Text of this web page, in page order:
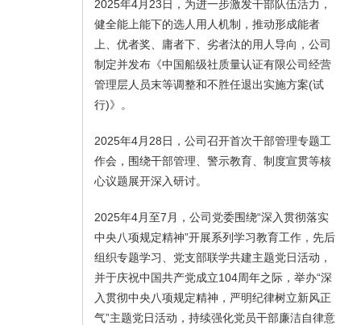
2025年4月23日，为进一步激发干部队伍活力，
健全能上能下的选人用人机制，推动形成能者
上、优者奖、庸者下、劣者汰的用人导向，公司
制定并发布《中国船级社质量认证有限公司经营
管理层人员末等调整和不胜任退出实施方案(试
行)》。
2025年4月28日，公司召开首次干部管理专题工
作会，围绕干部管理、警示教育、制度宣贯等核
心议题展开深入研讨。
2025年4月至7月，公司党委围绕“深入贯彻落实
中央八项规定精神”开展系列学习教育工作，先后
组织专题学习、党支部联学共建主题党日活动，
并于庆祝中国共产党成立104周年之际，举办“深
入贯彻中央八项规定精神，严明纪律树立新风正
气”主题党日活动，持续强化党员干部廉洁自律意